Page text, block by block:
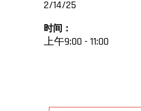
2/14/25
时间：
上午9:00 - 11:00